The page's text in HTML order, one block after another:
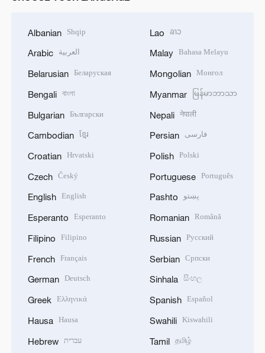
Albanian Shqip
Arabic العربية
Belarusian Беларуская
Bengali বাংলা
Bulgarian Български
Cambodian ខ្មែរ
Croatian Hrvatski
Czech Český
English English
Esperanto Esperanto
Filipino Filipino
French Français
German Deutsch
Greek Ελληνικά
Hausa Hausa
Hebrew עברית
Lao ລາວ
Malay Bahasa Melayu
Mongolian Монгол
Myanmar မြန်မာဘာသာ
Nepali नेपाली
Persian فارسی
Polish Polski
Portuguese Português
Pashto پښتو
Romanian Română
Russian Русский
Serbian Српски
Sinhala සිංහල
Spanish Español
Swahili Kiswahili
Tamil தமிழ்